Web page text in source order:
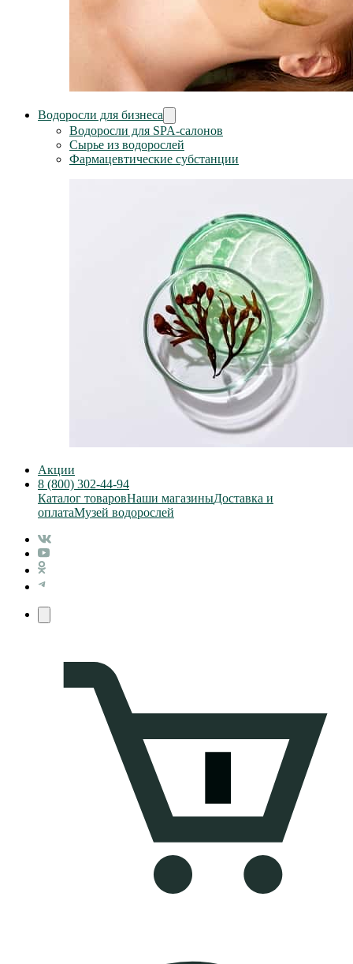
Водоросли для бизнеса
Водоросли для SPA-салонов
Сырье из водорослей
Фармацевтические субстанции
Акции
8 (800) 302-44-94
Каталог товаровНаши магазиныДоставка и
оплатаМузей водорослей